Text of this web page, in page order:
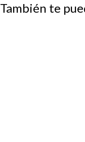
También te